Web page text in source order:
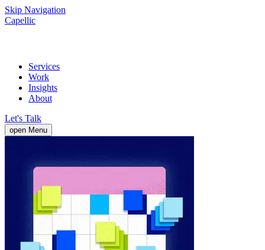
Skip Navigation
Capellic
Services
Work
Insights
About
Let's Talk
open Menu